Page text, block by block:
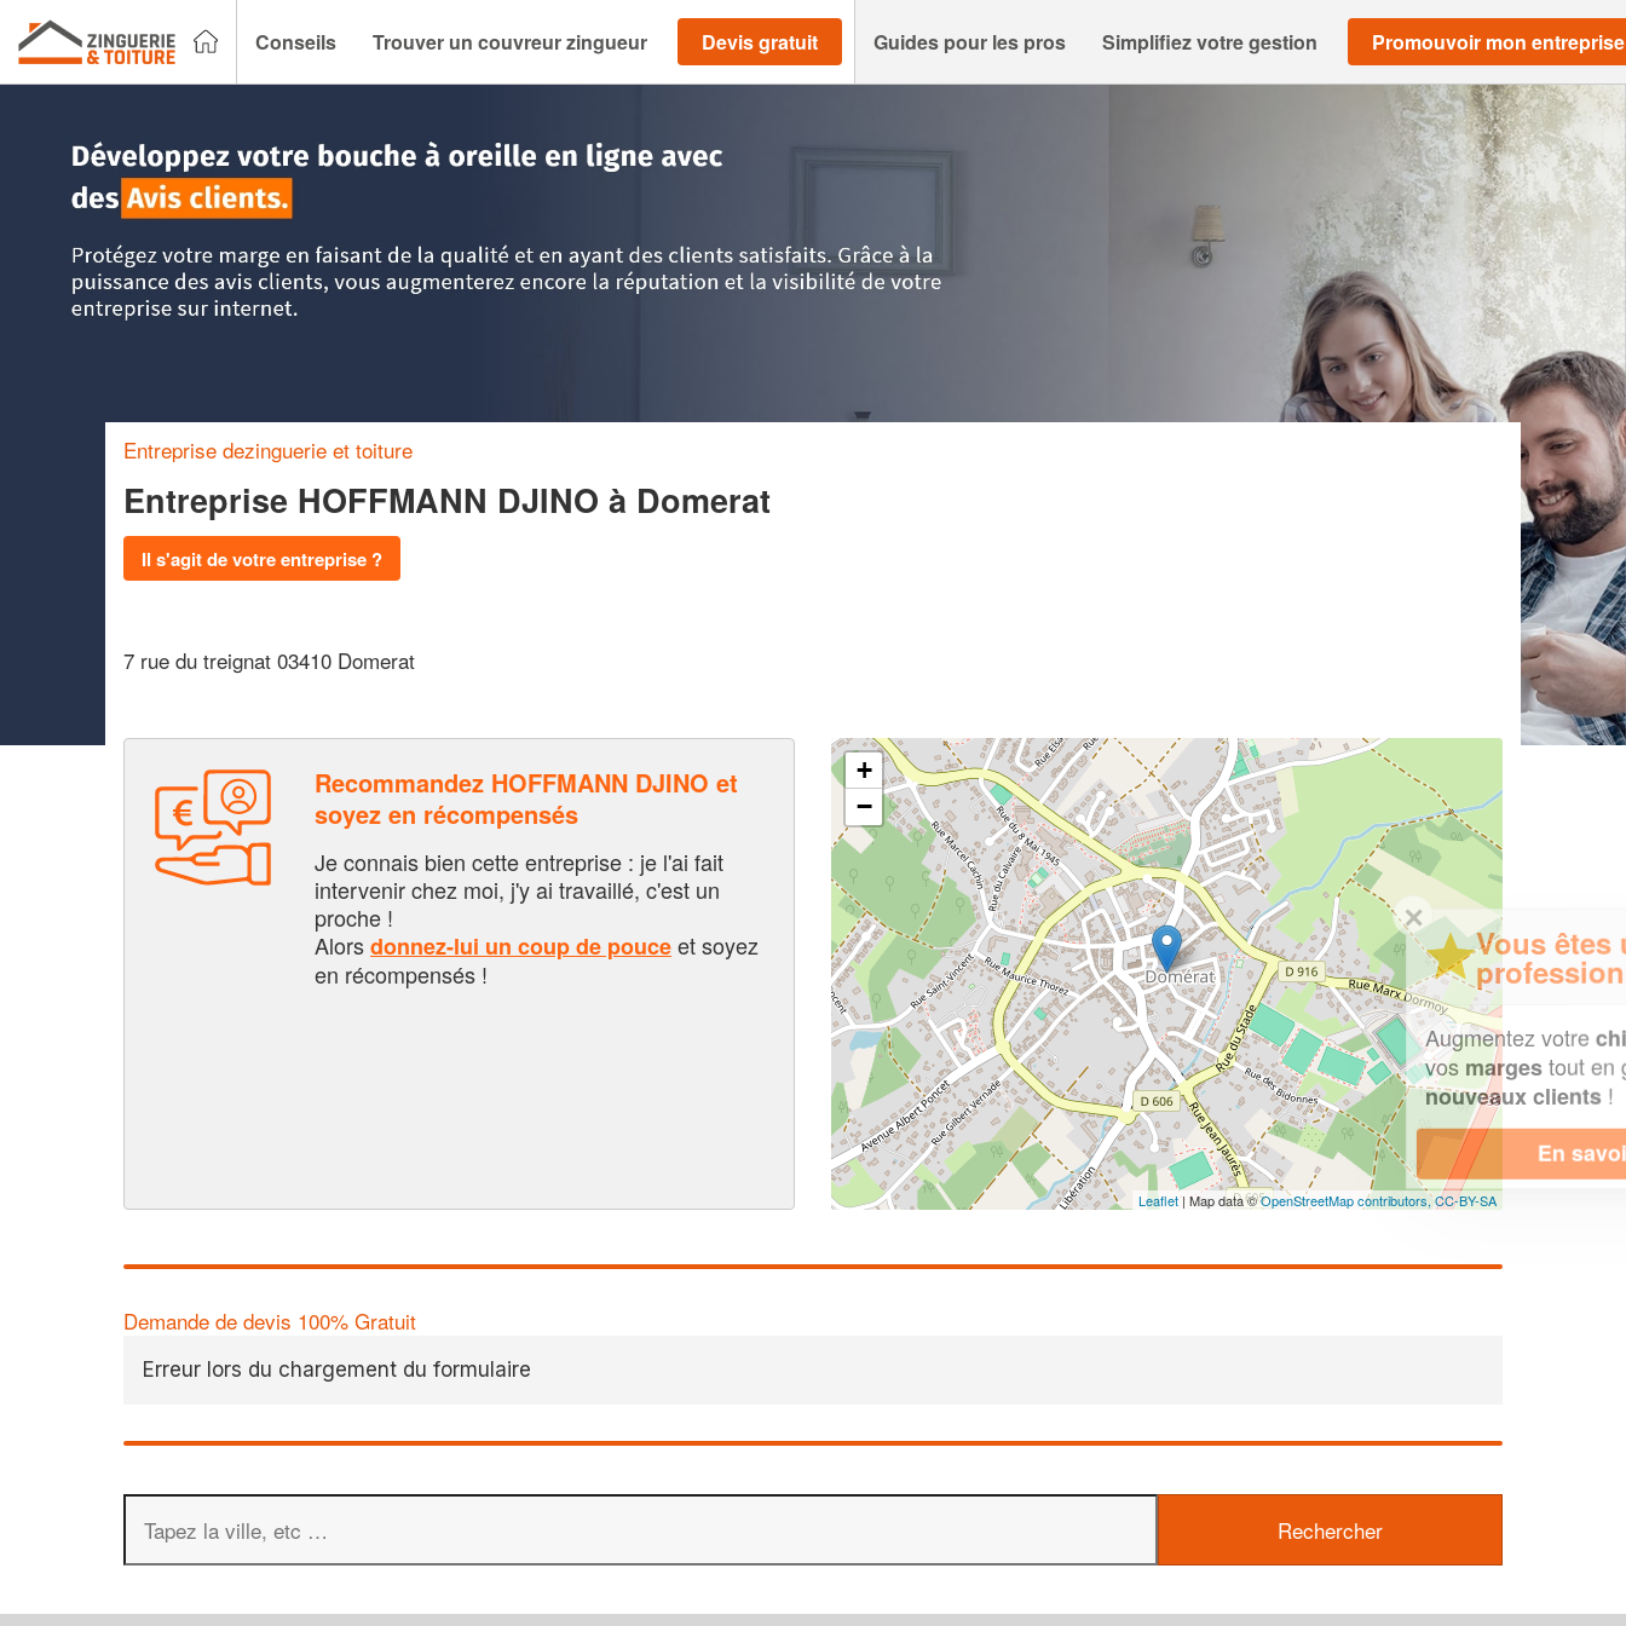
Conseils Trouver un couvreur zingueur Devis gratuit Guides pour les pros Simplifiez votre gestion Promouvoir mon entreprise
Entreprise dezinguerie et toiture
Entreprise HOFFMANN DJINO à Domerat
Il s'agit de votre entreprise ?
7 rue du treignat 03410 Domerat
Recommandez HOFFMANN DJINO et
soyez en récompensés
Je connais bien cette entreprise : je l'ai fait
intervenir chez moi, j'y ai travaillé, c'est un
proche !
Alorsdonnez-lui un coup de pouceet soyez
en récompensés !
+
−
Leaflet| Map data ©OpenStreetMap contributors,CC-BY-SA
Demande de devis 100% Gratuit
Erreur lors du chargement du formulaire
✕
Vous êtes un
professionnel ?
Augmentez votrechiffre d'affaireset
vosmarges tout en gagnant de
nouveaux clients!
En savoir plus